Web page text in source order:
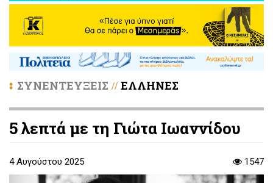
ΣΥΝΕΝΤΕΥΞΕΙΣ // ΕΛΛΗΝΕΣ
5 λεπτά με τη Γιώτα Ιωαννίδου
4 Αυγούστου 2025 1547